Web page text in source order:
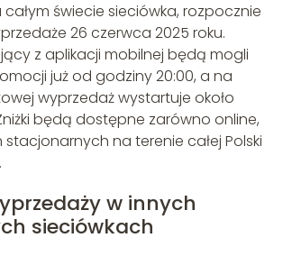
świecie sieciówka, rozpocznie
26 czerwca 2025 roku.
z aplikacji mobilnej będą mogli
już od godziny 20:00, a na
wyprzedaż wystartuje około
będą dostępne zarówno online,
stacjonarnych na terenie całej Polski
w innych
sieciówkach